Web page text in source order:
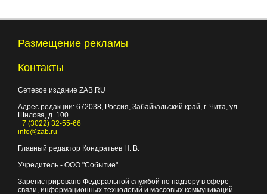
Размещение рекламы
Контакты
Сетевое издание ZAB.RU
Адрес редакции: 672038 , Россия, Забайкальский край, г. Чита ул.
Шилова, д. 100
+7 (3022) 32-55-66
info@zab.ru
Главный редактор Кондратьев Н. В.
Учредитель - ООО "Событие"
Зарегистрировано Федеральной службой по надзору в сфере
связи, информационных технологий и массовых коммуникаций.